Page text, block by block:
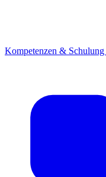
Kompetenzen & Schulung